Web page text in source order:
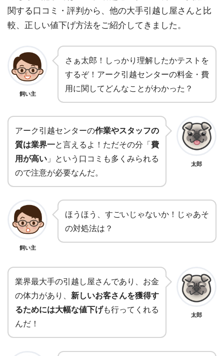
関する口コミ・評判から、他の大手引越し屋さんと比
較、正しい値下げ方法をご紹介してきました。
飼い主
さぁ太郎！しっかり理解したかテストを
するぞ！アーク引越センターの料金・費
用に関してどんなことがわかった？
アーク引越センターの作業やスタッフの
質は業界一と言えるよ！ただその分「費
用が高い 」という口コミも多くみられる
ので注意が必要なんだ。
太郎
飼い主
ほうほう、すごいじゃないか！じゃあそ
の対処法は？
業界最大手の引越し屋さんであり、お金
の体力があり、 新しいお客さんを獲得す
るためには大幅な値下げも行ってくれる
んだ！
太郎